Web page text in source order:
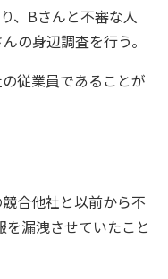
、Bさんと不審な人
の身辺調査を行う。
従業員であることが
合他社と以前から不
漏洩させていたこと